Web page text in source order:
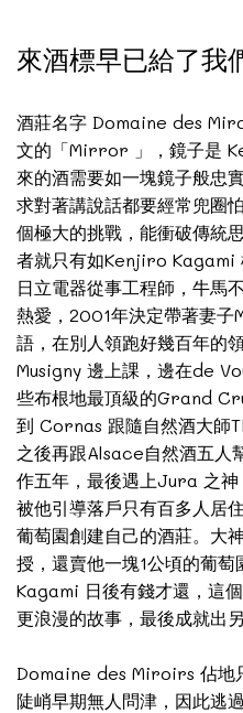
來酒標早已給了我
酒莊名字 Domaine des
文的「Mirror 」，鏡子是
來的酒需要如一塊鏡子般忠
求對著講說話都要經常兜圈
個極大的挑戰，能衝破傳統
者就只有如Kenjiro Kagami
日立電器從事工程師，牛馬
熱愛，2001年決定帶著妻子
語，在別人領跑好幾百年的
Musigny 邊上課，邊在de
些布根地最頂級的Grand
到 Cornas 跟隨自然酒大師
之後再跟Alsace自然酒五
作五年，最後遇上Jura 之
被他引導落戶只有百多人居
葡萄園創建自己的酒莊。大
授，還賣他一塊1公頃的葡
Kagami 日後有錢才還，這
更浪漫的故事，最後成就出
Domaine des Miroirs 佔地
陡峭早期無人問津，因此逃